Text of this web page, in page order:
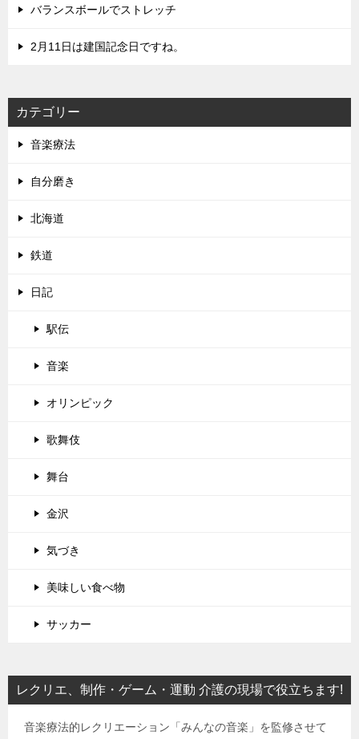
バランスボールでストレッチ
2月11日は建国記念日ですね。
カテゴリー
音楽療法
自分磨き
北海道
鉄道
日記
駅伝
音楽
オリンピック
歌舞伎
舞台
金沢
気づき
美味しい食べ物
サッカー
レクリエ、制作・ゲーム・運動 介護の現場で役立ちます!
音楽療法的レクリエーション「みんなの音楽」を監修させて